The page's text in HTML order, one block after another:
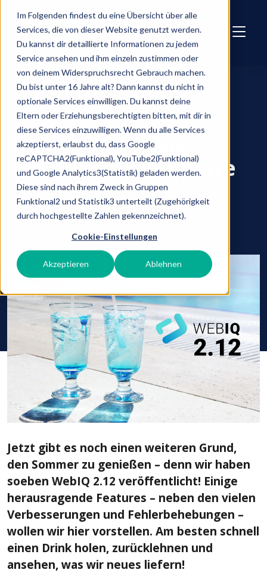
Im Folgenden findest du eine Übersicht über alle
Services, die von dieser Website genutzt werden.
Du kannst dir detaillierte Informationen zu jedem
Service ansehen und ihm einzeln zustimmen oder
von deinem Widerspruchsrecht Gebrauch machen.
Du bist unter 16 Jahre alt? Dann kannst du nicht in
optionale Services einwilligen. Du kannst deine
Eltern oder Erziehungsberechtigten bitten, mit dir in
diese Services einzuwilligen. Wenn du alle Services
akzeptierst, erlaubst du, dass Google
reCAPTCHA2(Funktional), YouTube2(Funktional)
und Google Analytics3(Statistik) geladen werden.
Diese sind nach ihrem Zweck in Gruppen
Funktional2 und Statistik3 unterteilt (Zugehörigkeit
durch hochgestellte Zahlen gekennzeichnet).
Cookie-Einstellungen
Akzeptieren Ablehnen
WEBIQ
WebIQ 2.12 – Das
Zeitersparnis-Update
smarthmi
Juli 11, 2022
Jetzt gibt es noch einen weiteren Grund,
den Sommer zu genießen – denn wir haben
soeben WebIQ 2.12 veröffentlicht! Einige
herausragende Features – neben den vielen
Verbesserungen und Fehlerbehebungen –
wollen wir hier vorstellen. Am besten schnell
einen Drink holen, zurücklehnen und
ansehen, was wir neues liefern!